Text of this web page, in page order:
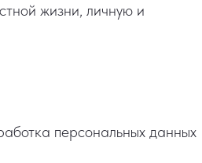
жизни, личную и
персональных данных